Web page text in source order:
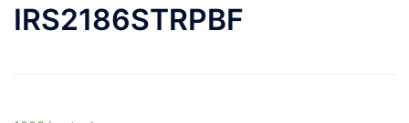
IRS2186STRPBF